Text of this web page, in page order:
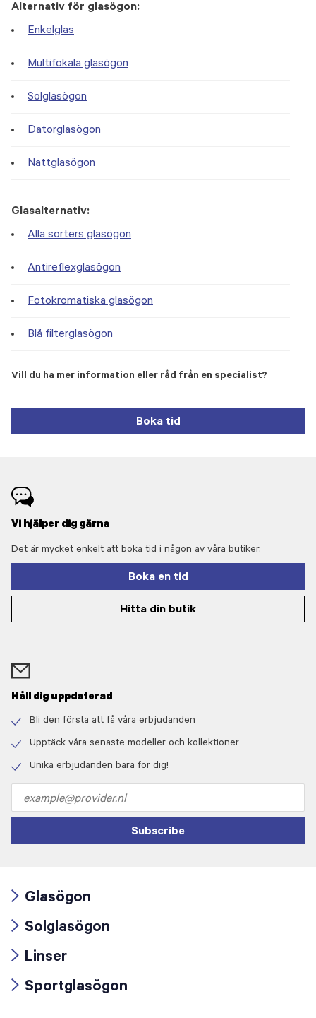
Alternativ för glasögon:
Enkelglas
Multifokala glasögon
Solglasögon
Datorglasögon
Nattglasögon
Glasalternativ:
Alla sorters glasögon
Antireflexglasögon
Fotokromatiska glasögon
Blå filterglasögon
Vill du ha mer information eller råd från en specialist?
Boka tid
Vi hjälper dig gärna
Det är mycket enkelt att boka tid i någon av våra butiker.
Boka en tid
Hitta din butik
Håll dig uppdaterad
icon
Bli den första att få våra erbjudanden
icon
Upptäck våra senaste modeller och kollektioner
Unika erbjudanden bara för dig!
address
Subscribe
icon
Glasögon
icon
Solglasögon
icon
Linser
Sportglasögon